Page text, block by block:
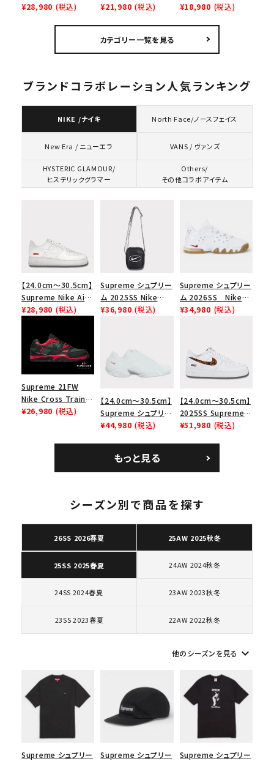
キーワードから探す
ショルダー・ウエストバッグ
ボックスロゴ ブラックスウェット
カテゴリーから探す
コラボレーションブランドから探す
シーズンから探す
並び順
Gradient Box
ップ 帽子 ブラック
¥28,980 (税込)
Number (N)ine x
ナンバーナイン x ミッ
キーマウス メッシュ
プ ブラック
¥21,980 (税込)
Mesh Back 5-Panel
プ ピンク
¥18,980 (税込)
カテゴリー一覧を見る
ブランドコラボレーション人気ランキング
NIKE /ナイキ North Face/ノースフェイス
New Era / ニューエラ VANS / ヴァンズ
HYSTERIC GLAMOUR/
ヒステリックグラマー
Others/
その他コラボアイテム
【24.0cm～30.5cm】
Supreme Nike Air
Force 1 Low シュプ
ース１スニーカー シ
ューズ ホワイト
¥28,980 (税込)
Supreme シュプリー
ム 2025SS Nike
Leather Shoulder
¥36,980 (税込)
Supreme シュプリー
ム 2026SS Nike
SB Air Max 2 CB 94
ロー SP ホワイト
¥34,980 (税込)
Supreme 21FW
Nike Cross Trainer
Low ナイキクロスト
¥26,980 (税込)
【24.0cm～30.5cm】
Supreme シュプリー
ム 2023AW Nike
カー ホワイト 白
¥44,980 (税込)
【24.0cm～30.5cm】
2025SS Supreme
GOODENOUGH
ムグッドイナフ ナイキ
エアフォース１スニー
ト
¥51,980 (税込)
もっと見る
シーズン別で商品を探す
26SS 2026春夏 25AW 2025秋冬
25SS 2025春夏 24AW 2024秋冬
24SS 2024春夏 23AW 2023秋冬
23SS 2023春夏 22AW 2022秋冬
他のシーズンを見る keyboard_arrow_down
Supreme シュプリー
Supreme シュプリー
Supreme シュプリー